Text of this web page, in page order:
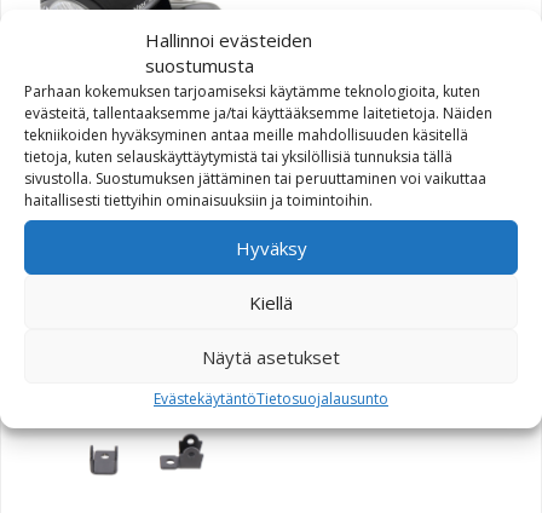
Hallinnoi evästeiden
suostumusta
Parhaan kokemuksen tarjoamiseksi käytämme teknologioita, kuten
evästeitä, tallentaaksemme ja/tai käyttääksemme laitetietoja. Näiden
tekniikoiden hyväksyminen antaa meille mahdollisuuden käsitellä
tietoja, kuten selauskäyttäytymistä tai yksilöllisiä tunnuksia tällä
sivustolla. Suostumuksen jättäminen tai peruuttaminen voi vaikuttaa
haitallisesti tiettyihin ominaisuuksiin ja toimintoihin.
Hyväksy
Kiellä
Näytä asetukset
EvästekäytäntöTietosuojalausunto
SW-Motech HAWK-
lisävalosarjan kiinnike,
Kawasaki Versys 07-09